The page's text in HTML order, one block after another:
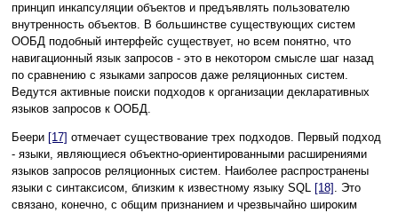
принцип инкапсуляции объектов и предъявлять пользователю
внутренность объектов. В большинстве существующих систем
ООБД подобный интерфейс существует, но всем понятно, что
навигационный язык запросов - это в некотором смысле шаг назад
по сравнению с языками запросов даже реляционных систем.
Ведутся активные поиски подходов к организации декларативных
языков запросов к ООБД.
Беери [17] отмечает существование трех подходов. Первый подход
- языки, являющиеся объектно-ориентированными расширениями
языков запросов реляционных систем. Наиболее распространены
языки с синтаксисом, близким к известному языку SQL [18] . Это
связано, конечно, с общим признанием и чрезвычайно широким